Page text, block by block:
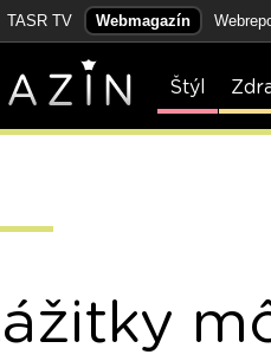
TASR TV Webmagazín
Štýl